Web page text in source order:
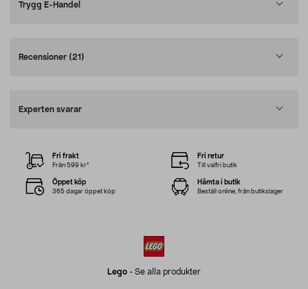
Trygg E-Handel
Recensioner (21)
Experten svarar
Lego - Se alla produkter
Fri frakt
Från 599 kr*
Fri retur
Till valfri butik
Öppet köp
365 dagar öppet köp
Hämta i butik
Beställ online, från butikslager